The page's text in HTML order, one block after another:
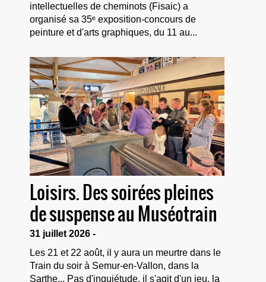
intellectuelles de cheminots (Fisaic) a
organisé sa 35ᵉ exposition-concours de
peinture et d'arts graphiques, du 11 au...
Loisirs. Des soirées pleines
de suspense au Muséotrain
31 juillet 2026 -
Les 21 et 22 août, il y aura un meurtre dans le
Train du soir à Semur-en-Vallon, dans la
Sarthe... Pas d'inquiétude, il s'agit d'un jeu, la